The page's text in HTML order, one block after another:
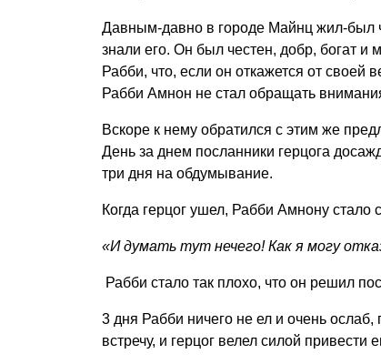
Давным-давно в городе Майнц жил-был
знали его. Он был честен, добр, богат
Рабби, что, если он откажется от своей
Рабби Амнон не стал обращать
Вскоре к нему обратился с этим же
День за днем посланники герцога
три дня на обдумывание.
Когда герцог ушел, Рабби Амнону стало
«И думать тут нечего! Как я могу
Рабби стало так плохо, что он решил
3 дня Рабби ничего не ел и очень
встречу, и герцог велел силой привести